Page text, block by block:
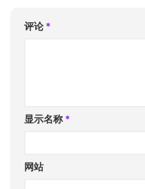
评论 *
显示名称 *
网站